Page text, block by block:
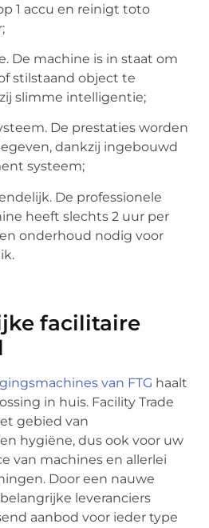
1 accu en reinigt toto
De machine is in staat om
stilstaand object te
slimme intelligentie;
De prestaties worden
dankzij ingebouwd
systeem;
De professionele
heeft slechts 2 uur per
onderhoud nodig voor
facilitaire
van FTG haalt
in huis. Facility Trade
gebied van
hygiëne, dus ook voor uw
van machines en allerlei
Door een nauwe
leveranciers
aanbod voor ieder type